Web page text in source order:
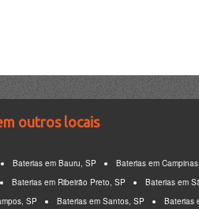
outros locais
Baterias em Bauru, SP
Baterias em
Baterias em Ribeirão Preto, SP
Baterias em
SP
Baterias em Santos, SP
Baterias